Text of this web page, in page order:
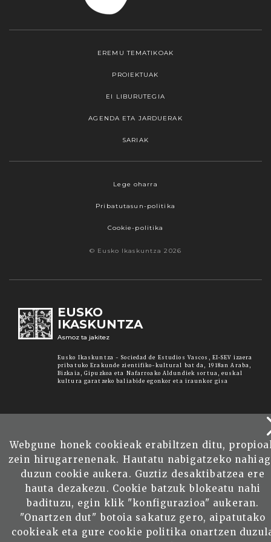
EREMU TEMATIKOAK
PROIEKTUAK
EI LIBURUTEGIA
AGENDA ETA JARDUERAK
SARIAK
Lege oharra
Pribatutasun-politika
Cookie-politika
© Eusko Ikaskuntza 2026
EUSKO
IKASKUNTZA
Asmoz ta jakitez
Eusko Ikaskuntza - Sociedad de Estudios Vascos, EI-SEV izaera
pribatuko Erakunde zientifiko-kultural bat da, 1918an Araba,
Bizkaia, Gipuzkoa eta Nafarroako Aldundiek sortua, euskal
kultura garatzeko baliabide egonkor eta iraunkor gisa
Webgune honek cookieak erabiltzen ditu,
zein hirugarrenenak. Hautatu nabigatzeko
duzun cookie aukera. Guztiz desaktibatzea ere
hauta dezakezu. Cookie batzuk blokeatu nahi
badituzu, egin klik "konfigurazioa" aukeran.
"Onartzen dut" botoia sakatuz gero, aipatutako
cookieak eta gure cookie politika onartzen